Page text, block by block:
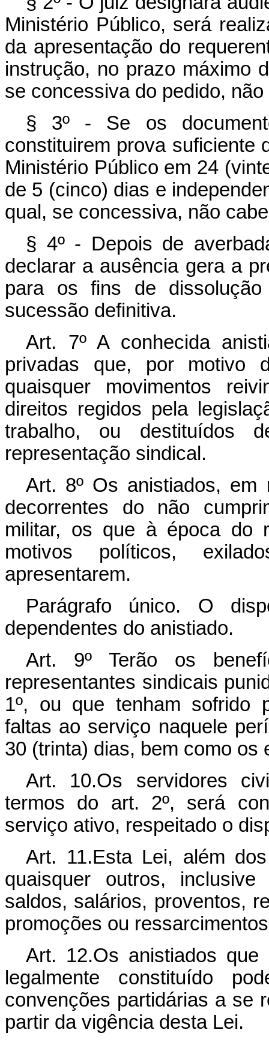
Ministério Público, será
da apresentação do
instrução, no prazo máximo
se concessiva do pedido,
§ 3º - Se os
constituirem prova suficiente
Ministério Público em 24
de 5 (cinco) dias e
qual, se concessiva, não
§ 4º - Depois de
declarar a ausência gera a
para os fins de
sucessão definitiva.
Art. 7º A conhecida
privadas que, por motivo
quaisquer movimentos
direitos regidos pela
trabalho, ou destituídos
representação sindical.
Art. 8º Os anistiados, em
decorrentes do não
militar, os que à época do
motivos políticos,
apresentarem.
Parágrafo único. O
dependentes do anistiado.
Art. 9º Terão os
representantes sindicais
1º, ou que tenham sofrido
faltas ao serviço naquele
30 (trinta) dias, bem como os
Art. 10.Os servidores
termos do art. 2º, será
serviço ativo, respeitado o
Art. 11.Esta Lei, além
quaisquer outros,
saldos, salários, proventos,
promoções ou
Art. 12.Os anistiados
legalmente constituído
convenções partidárias a se
partir da vigência desta Lei.